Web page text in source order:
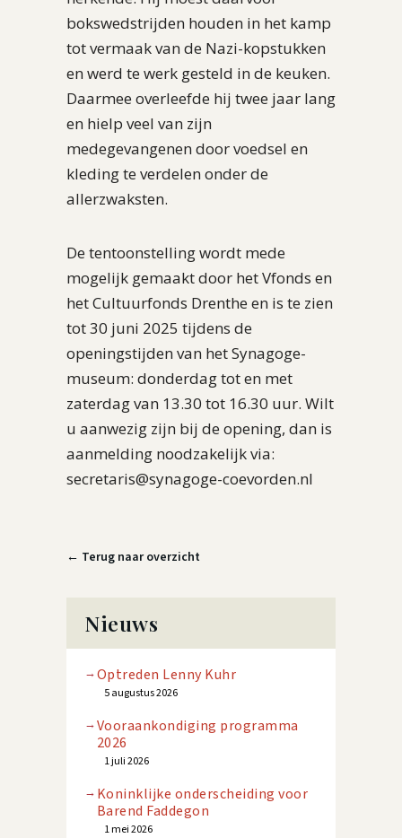
bokswedstrijden houden in het kamp
tot vermaak van de Nazi-kopstukken
en werd te werk gesteld in de keuken.
Daarmee overleefde hij twee jaar lang
en hielp veel van zijn
medegevangenen door voedsel en
kleding te verdelen onder de
allerzwaksten.
De tentoonstelling wordt mede
mogelijk gemaakt door het Vfonds en
het Cultuurfonds Drenthe en is te zien
tot 30 juni 2025 tijdens de
openingstijden van het Synagoge-
museum: donderdag tot en met
zaterdag van 13.30 tot 16.30 uur. Wilt
u aanwezig zijn bij de opening, dan is
aanmelding noodzakelijk via:
secretaris@synagoge-coevorden.nl
← Terug naar overzicht
Nieuws
Optreden Lenny Kuhr
5 augustus 2026
Vooraankondiging programma
2026
1 juli 2026
Koninklijke onderscheiding voor
Barend Faddegon
1 mei 2026